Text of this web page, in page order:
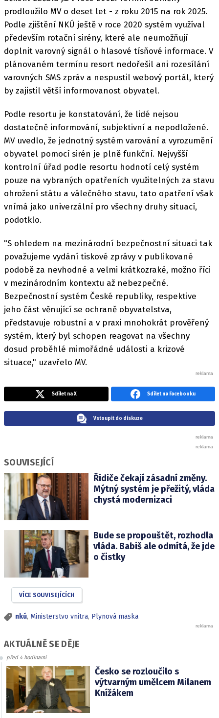
prodloužilo MV o deset let - z roku 2015 na rok 2025.
Podle zjištění NKÚ ještě v roce 2020 systém využíval
především rotační sirény, které ale neumožňují
doplnit varovný signál o hlasové tísňové informace. V
plánovaném termínu resort nedořešil ani rozesílání
varovných SMS zpráv a nespustil webový portál, který
by zajistil větší informovanost obyvatel.
Podle resortu je konstatování, že lidé nejsou
dostatečně informování, subjektivní a nepodložené.
MV uvedlo, že jednotný systém varování a vyrozumění
obyvatel pomocí sirén je plně funkční. Nejvyšší
kontrolní úřad podle resortu hodnotí celý systém
pouze na vybraných opatřeních využitelných za stavu
ohrožení státu a válečného stavu, tato opatření však
vnímá jako univerzální pro všechny druhy situací,
podotklo.
"S ohledem na mezinárodní bezpečnostní situaci tak
považujeme vydání tiskové zprávy v publikované
podobě za nevhodné a velmi krátkozraké, možno říci
v mezinárodním kontextu až nebezpečné.
Bezpečnostní systém České republiky, respektive
jeho část věnující se ochraně obyvatelstva,
představuje robustní a v praxi mnohokrát prověřený
systém, který byl schopen reagovat na všechny
dosud proběhlé mimořádné události a krizové
situace," uzavřelo MV.
Sdílet na X Sdílet na Facebooku
Vstoupit do diskuze
SOUVISEJÍCÍ
Řidiče čekají zásadní změny.
Mýtný systém je přežitý, vláda
chystá modernizaci
Bude se propouštět, rozhodla
vláda. Babiš ale odmítá, že jde
o čistky
VÍCE SOUVISEJÍCÍCH
nkú, Ministerstvo vnitra, Plynová maska
AKTUÁLNĚ SE DĚJE
před 4 hodinami
Česko se rozloučilo s
výtvarným umělcem Milanem
Knížákem